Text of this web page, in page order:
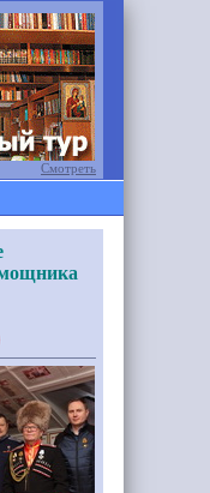
Смотреть